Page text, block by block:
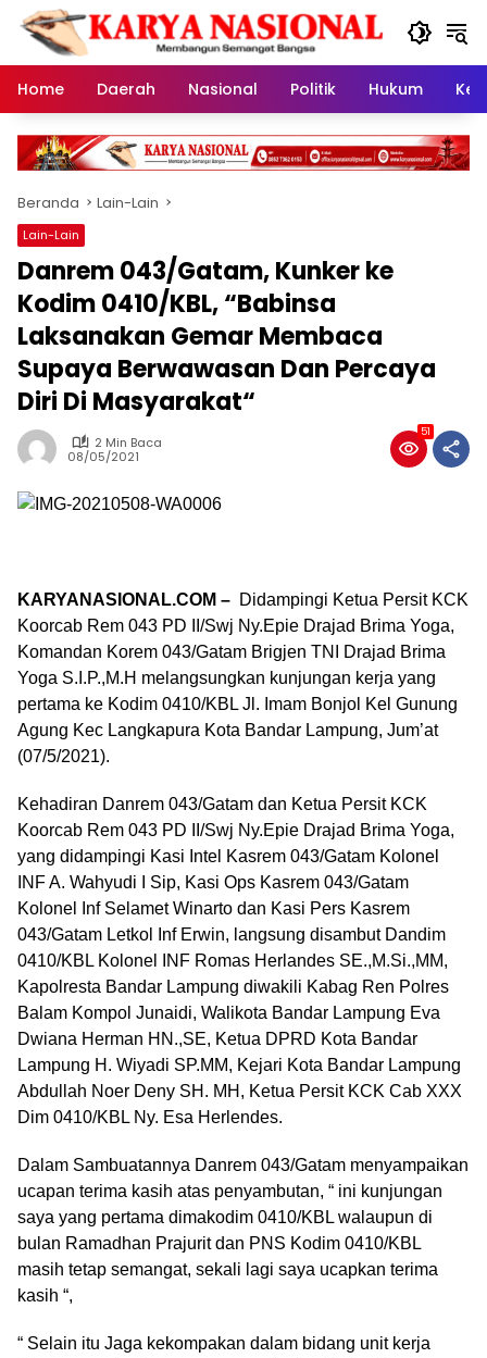
Langsung
konten
Home
Daerah Nasional Politik Hukum
Beranda Lain-Lain
Lain-Lain
Danrem 043/Gatam, Kunker ke
Kodim 0410/KBL, “Babinsa
Laksanakan Gemar Membaca
Supaya Berwawasan Dan Percaya
Diri Di Masyarakat“
2 Min Baca
08/05/2021
51
KARYANASIONAL.COM – Didampingi Ketua Persit KCK
Koorcab Rem 043 PD II/Swj Ny.Epie Drajad Brima Yoga,
Komandan Korem 043/Gatam Brigjen TNI Drajad Brima
Yoga S.I.P.,M.H melangsungkan kunjungan kerja yang
pertama ke Kodim 0410/KBL Jl. Imam Bonjol Kel Gunung
Agung Kec Langkapura Kota Bandar Lampung, Jum’at
(07/5/2021).
Kehadiran Danrem 043/Gatam dan Ketua Persit KCK
Koorcab Rem 043 PD II/Swj Ny.Epie Drajad Brima Yoga,
yang didampingi Kasi Intel Kasrem 043/Gatam Kolonel
INF A. Wahyudi I Sip, Kasi Ops Kasrem 043/Gatam
Kolonel Inf Selamet Winarto dan Kasi Pers Kasrem
043/Gatam Letkol Inf Erwin, langsung disambut Dandim
0410/KBL Kolonel INF Romas Herlandes SE.,M.Si.,MM,
Kapolresta Bandar Lampung diwakili Kabag Ren Polres
Balam Kompol Junaidi, Walikota Bandar Lampung Eva
Dwiana Herman HN.,SE, Ketua DPRD Kota Bandar
Lampung H. Wiyadi SP.MM, Kejari Kota Bandar Lampung
Abdullah Noer Deny SH. MH, Ketua Persit KCK Cab XXX
Dim 0410/KBL Ny. Esa Herlendes.
Dalam Sambuatannya Danrem 043/Gatam menyampaikan
ucapan terima kasih atas penyambutan, “ ini kunjungan
saya yang pertama dimakodim 0410/KBL walaupun di
bulan Ramadhan Prajurit dan PNS Kodim 0410/KBL
masih tetap semangat, sekali lagi saya ucapkan terima
kasih “,
“ Selain itu Jaga kekompakan dalam bidang unit kerja